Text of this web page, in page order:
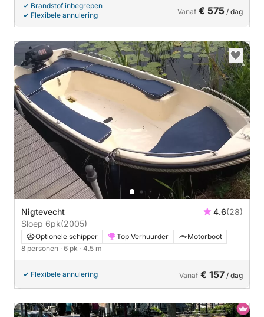
Brandstof inbegrepen
Flexibele annulering
Vanaf € 575 / dag
Nigtevecht 4.6(28)
Sloep 6pk(2005)
Optionele schipper Top Verhuurder
Motorboot
8 personen · 6 pk · 4.5 m
Flexibele annulering Vanaf € 157 / dag